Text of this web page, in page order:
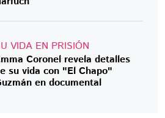
VIDA EN PRISIÓN
Coronel revela detalles
su vida con "El Chapo"
en documental